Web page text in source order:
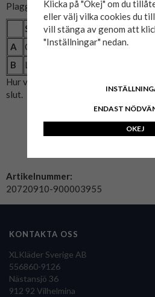
Plaggets mått:
Storlek 2XL 3XL
A
Omkrets (cm) 128
B
Längd (cm)
Hur vi mätat: A= Bröstmått x2. B=
slut.
Artikelnummer:
20720910-900003955
KONTAKTA OSS
XLKläder Sverige AB
556860-9126
Nästansjö 36
912 92 Vilhelmina
Klicka på "Okej" om du
eller välj vilka cookies du
vill stänga av genom att
"Inställningar" nedan.
ENDAST
OKEJ